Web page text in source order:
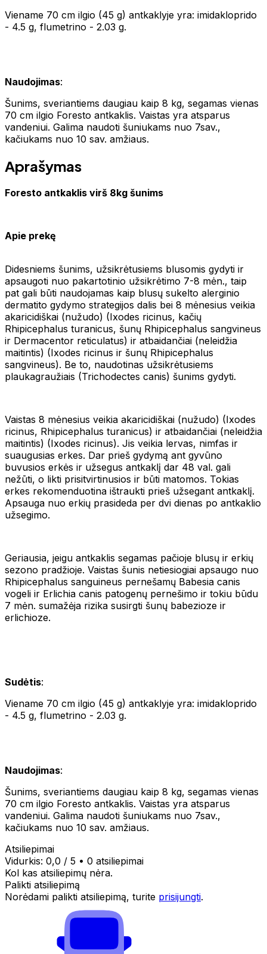
Viename 70 cm ilgio (45 g) antkaklyje yra: imidakloprido
- 4.5 g, flumetrino - 2.03 g.
Naudojimas:
Šunims, sveriantiems daugiau kaip 8 kg, segamas vienas
70 cm ilgio Foresto antkaklis. Vaistas yra atsparus
vandeniui. Galima naudoti šuniukams nuo 7sav.,
kačiukams nuo 10 sav. amžiaus.
Aprašymas
Foresto antkaklis virš 8kg šunims
Apie prekę
Didesniems šunims, užsikrėtusiems blusomis gydyti ir
apsaugoti nuo pakartotinio užsikrėtimo 7-8 mėn., taip
pat gali būti naudojamas kaip blusų sukelto alerginio
dermatito gydymo strategijos dalis bei 8 mėnesius veikia
akaricidiškai (nužudo) (Ixodes ricinus, kačių
Rhipicephalus turanicus, šunų Rhipicephalus sangvineus
ir Dermacentor reticulatus) ir atbaidančiai (neleidžia
maitintis) (Ixodes ricinus ir šunų Rhipicephalus
sangvineus). Be to, naudotinas užsikrėtusiems
plaukagraužiais (Trichodectes canis) šunims gydyti.
Vaistas 8 mėnesius veikia akaricidiškai (nužudo) (Ixodes
ricinus, Rhipicephalus turanicus) ir atbaidančiai (neleidžia
maitintis) (Ixodes ricinus). Jis veikia lervas, nimfas ir
suaugusias erkes. Dar prieš gydymą ant gyvūno
buvusios erkės ir užsegus antkaklį dar 48 val. gali
nežūti, o likti prisitvirtinusios ir būti matomos. Tokias
erkes rekomenduotina ištraukti prieš užsegant antkaklį.
Apsauga nuo erkių prasideda per dvi dienas po antkaklio
užsegimo.
Geriausia, jeigu antkaklis segamas pačioje blusų ir erkių
sezono pradžioje. Vaistas šunis netiesiogiai apsaugo nuo
Rhipicephalus sanguineus pernešamų Babesia canis
vogeli ir Erlichia canis patogenų pernešimo ir tokiu būdu
7 mėn. sumažėja rizika susirgti šunų babezioze ir
erlichioze.
Sudėtis:
Viename 70 cm ilgio (45 g) antkaklyje yra: imidakloprido
- 4.5 g, flumetrino - 2.03 g.
Naudojimas:
Šunims, sveriantiems daugiau kaip 8 kg, segamas vienas
70 cm ilgio Foresto antkaklis. Vaistas yra atsparus
vandeniui. Galima naudoti šuniukams nuo 7sav.,
kačiukams nuo 10 sav. amžiaus.
Atsiliepimai
Vidurkis: 0,0 / 5 • 0 atsiliepimai
Kol kas atsiliepimų nėra.
Palikti atsiliepimą
Norėdami palikti atsiliepimą, turite prisijungti.